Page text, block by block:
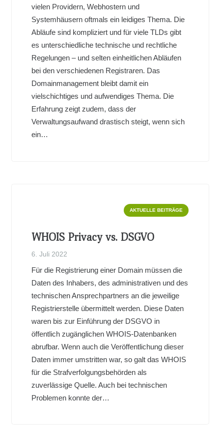
vielen Providern, Webhostern und
Systemhäusern oftmals ein leidiges Thema. Die
Abläufe sind kompliziert und für viele TLDs gibt
es unterschiedliche technische und rechtliche
Regelungen – und selten einheitlichen Abläufen
bei den verschiedenen Registraren. Das
Domainmanagement bleibt damit ein
vielschichtiges und aufwendiges Thema. Die
Erfahrung zeigt zudem, dass der
Verwaltungsaufwand drastisch steigt, wenn sich
ein…
AKTUELLE BEITRÄGE
WHOIS Privacy vs. DSGVO
6. Juli 2022
Für die Registrierung einer Domain müssen die
Daten des Inhabers, des administrativen und des
technischen Ansprechpartners an die jeweilige
Registrierstelle übermittelt werden. Diese Daten
waren bis zur Einführung der DSGVO in
öffentlich zugänglichen WHOIS-Datenbanken
abrufbar. Wenn auch die Veröffentlichung dieser
Daten immer umstritten war, so galt das WHOIS
für die Strafverfolgungsbehörden als
zuverlässige Quelle. Auch bei technischen
Problemen konnte der…